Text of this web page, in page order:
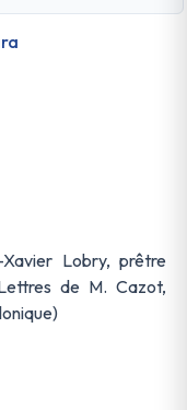
Lobry, prêtre
de M. Cazot,